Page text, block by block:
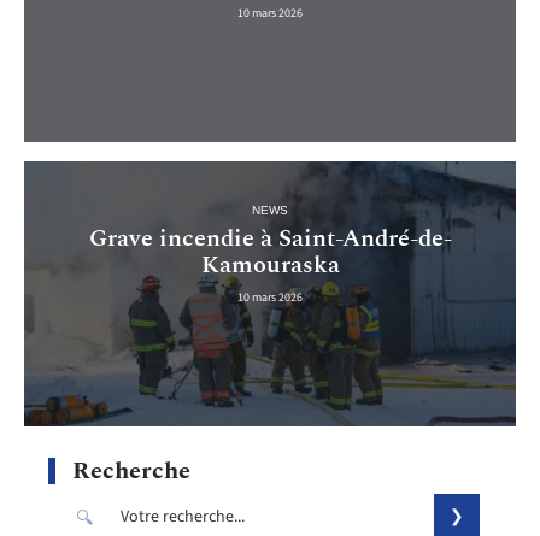
10 mars 2026
NEWS
Grave incendie à Saint-André-de-
Kamouraska
10 mars 2026
Recherche